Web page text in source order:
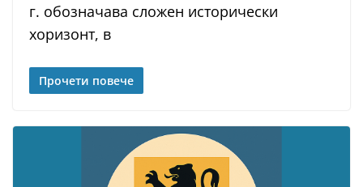
г. обозначава сложен исторически
хоризонт, в
Прочети повече